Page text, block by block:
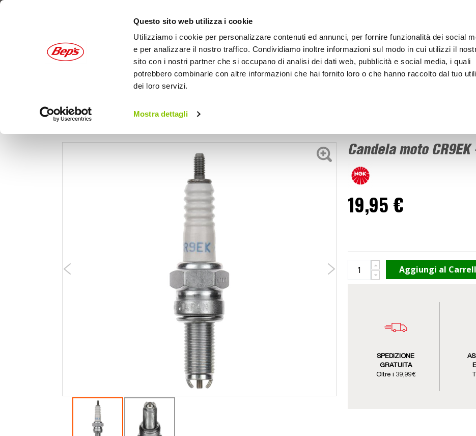
Questo sito web utilizza i cookie
Utilizziamo i cookie per personalizzare contenuti ed annunci, per fornire funzionalità dei social
e per analizzare il nostro traffico. Condividiamo inoltre informazioni sul modo in cui utilizzi il
sito con i nostri partner che si occupano di analisi dei dati web, pubblicità e social media, i quali
potrebbero combinarle con altre informazioni che hai fornito loro o che hanno raccolto dal tuo
dei loro servizi.
Mostra dettagli
Candela moto CR9EK
19,95 €
Aggiungi al
SPEDIZIONE
GRATUITA
Oltre i 39,99€